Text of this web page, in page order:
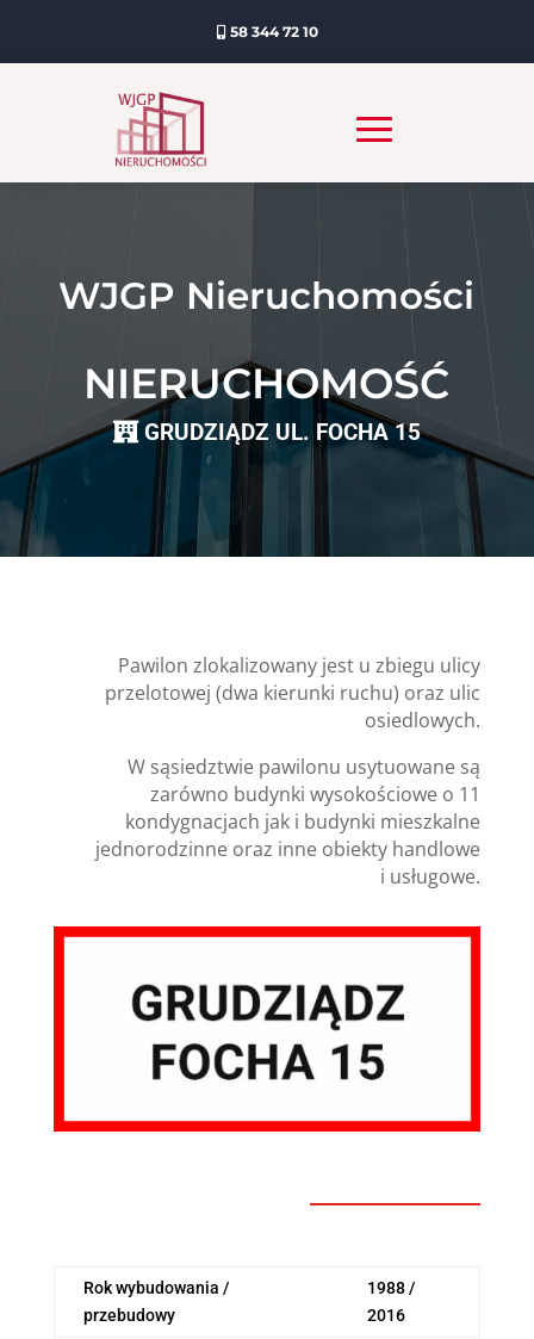
58 344 72 10
WJGP Nieruchomości
NIERUCHOMOŚĆ
GRUDZIĄDZ UL. FOCHA 15
Pawilon zlokalizowany jest u zbiegu ulicy
przelotowej (dwa kierunki ruchu) oraz ulic
osiedlowych.
W sąsiedztwie pawilonu usytuowane są
zarówno budynki wysokościowe o 11
kondygnacjach jak i budynki mieszkalne
jednorodzinne oraz inne obiekty handlowe
i usługowe.
Rok wybudowania /
przebudowy
1988 /
2016